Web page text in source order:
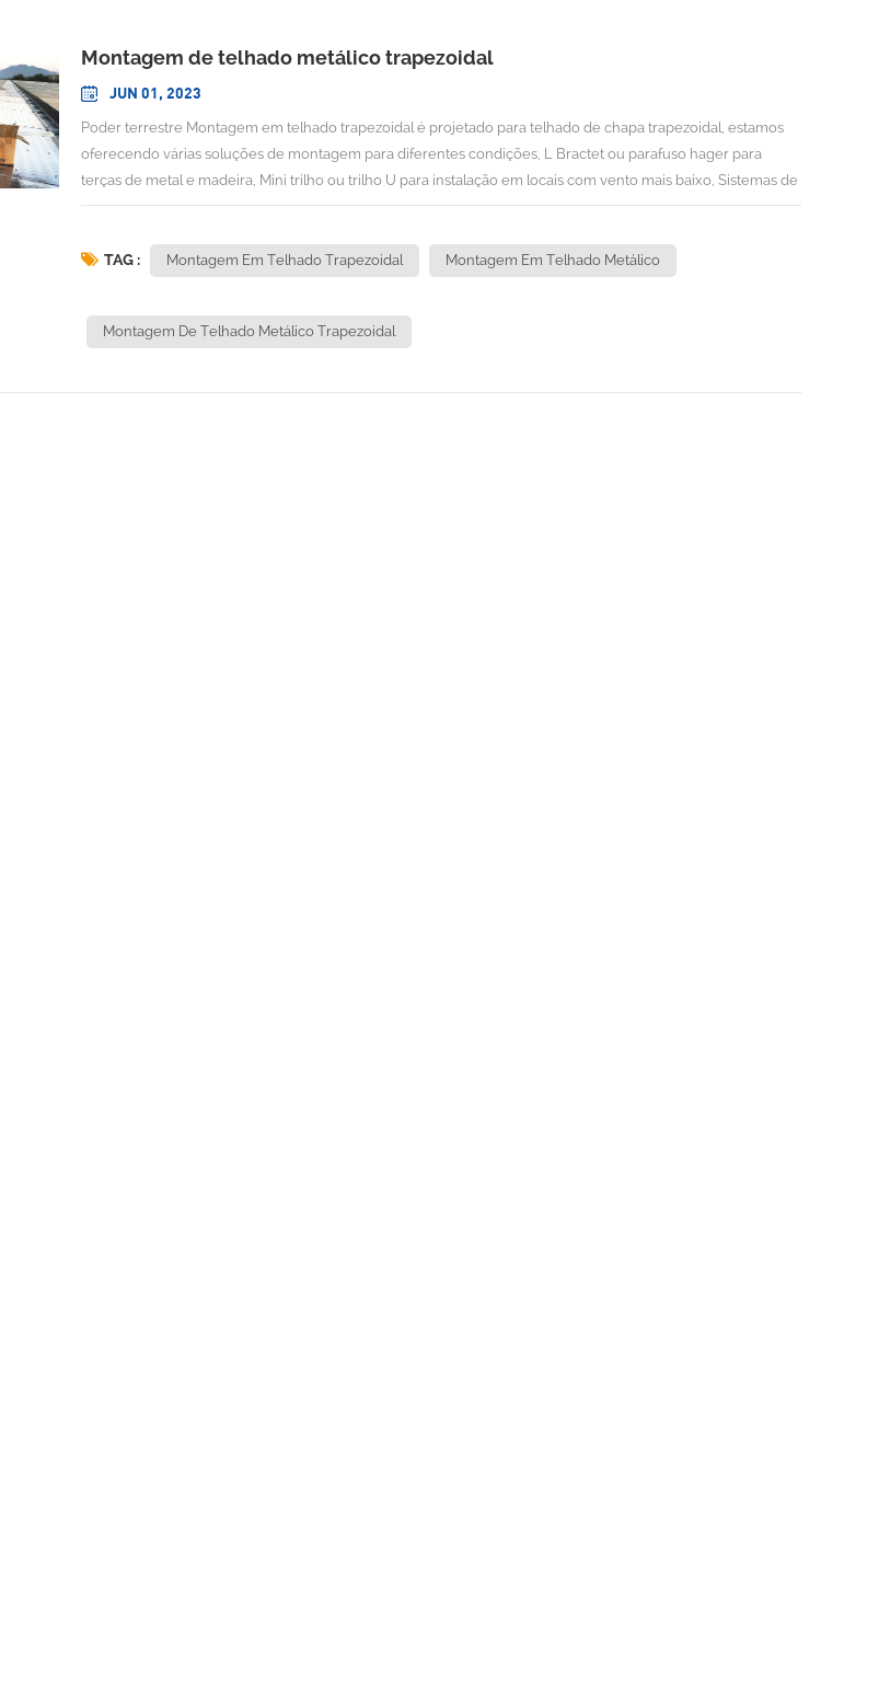
Montagem de telhado metálico trapezoidal
JUN 01, 2023
Poder terrestre Montagem em telhado trapezoidal é projetado para telhado de chapa trapezoidal, estamos
oferecendo várias soluções de montagem para diferentes condições, L Bractet ou parafuso hager para
terças de metal e madeira, Mini trilho ou trilho U para instalação em locais com vento mais baixo, Sistemas de
fixação de telhado trapezoidal para vento e à prova de água instalações. Projetamos soluções específicas
conceito é projetar as soluções mais adequadas para o seu telhado trapezoidal.INFORMAÇÃO TÉCNICALocal
do edifício: 20 mVelocidade máxima do vento:
TAG : Montagem Em Telhado Trapezoidal Montagem Em Telhado Metálico
Montagem De Telhado Metálico Trapezoidal